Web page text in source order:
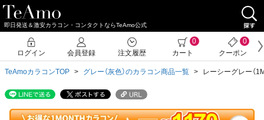
即日発送＆激安カラコン・コンタクトならTeAmo公式
TeAmoカラコンTOP グレー（灰色）のカラコン商品一覧 レーシーグレー（
ログイン 会員登録 注文履歴
0
カート
0
クーポン
クーポン詳細